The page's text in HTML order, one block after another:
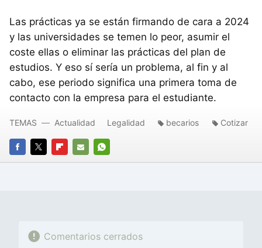
Las prácticas ya se están firmando de cara a 2024
y las universidades se temen lo peor, asumir el
coste ellas o eliminar las prácticas del plan de
estudios. Y eso sí sería un problema, al fin y al
cabo, ese periodo significa una primera toma de
contacto con la empresa para el estudiante.
FACEBOOK
TWITTERFLIPBOARD
E-
WHATSAPP
TEMAS Actualidad Legalidad becarios Cotizar
Comentarios cerrados